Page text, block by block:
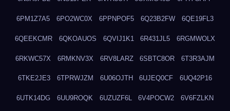
6PM1Z7A5 6PO2WC0X 6PPNPOF5 6Q23B2FW 6QE19FL3
6QEEKCMR 6QKOAUOS 6QVIJ1K1 6R431JL5 6RGMWOLX
6RKWC57X 6RMKNV3X 6RV8LARZ 6SBTC8OR 6T3R3AJM
6TKE2JE3 6TPRWJZM 6U06OJTH 6UJEQ0CF 6UQ42P16
6UTK14DG 6UU9ROQK 6UZUZF6L 6V4POCW2 6V6FZLKN